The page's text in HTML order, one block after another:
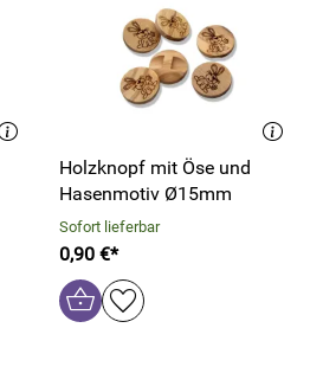
Holzknopf mit Öse und
Hasenmotiv Ø15mm
Sofort lieferbar
0,90 €*